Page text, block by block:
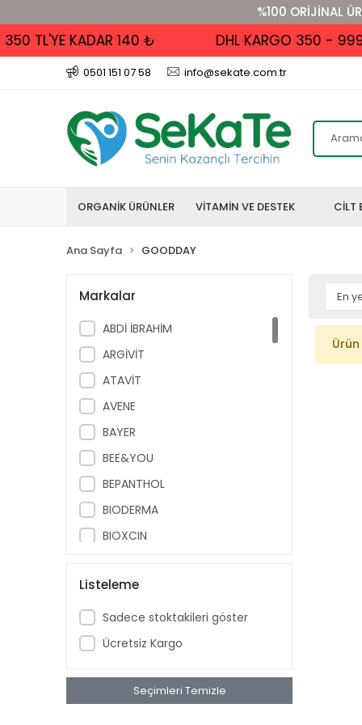
%100 ORİJİNAL
TL'YE KADAR 140 ₺ DHL KARGO 350 - 999
0501 151 07 58 info@sekate.com.tr
ORGANİK ÜRÜNLER VİTAMİN VE DESTEK CİLT
Ana Sayfa GOODDAY
Markalar
ABDİ İBRAHİM
ARGİVİT
ATAVİT
AVENE
BAYER
BEE&YOU
BEPANTHOL
BIODERMA
BIOXCIN
BRUNO BABY
CAUDALIE
CECEMED
DR. THOMSON
Listeleme
Sadece stoktakileri göster
Ücretsiz Kargo
Seçimleri Temizle